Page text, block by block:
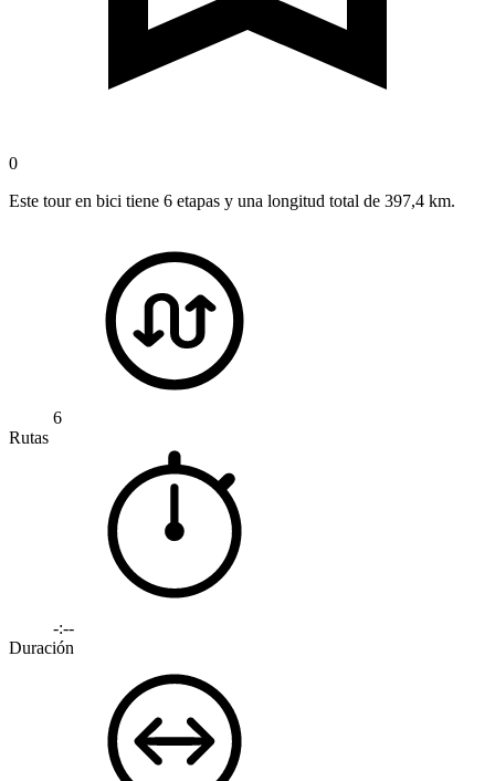
0
Este tour en bici tiene 6 etapas y una longitud total de 397,4 km.
6
Rutas
-:--
Duración